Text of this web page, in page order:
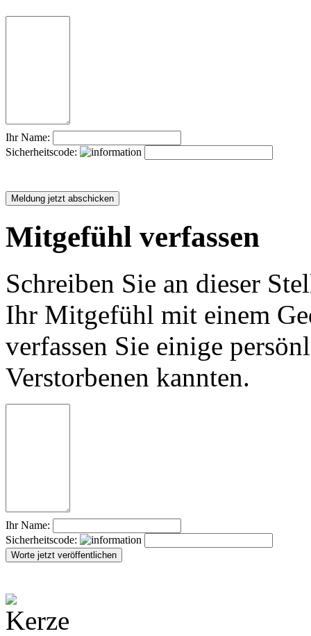
Ihr Name:
Sicherheitscode:
Mitgefühl verfassen
Schreiben Sie an dieser
Ihr Mitgefühl mit einem
verfassen Sie einige
Verstorbenen kannten.
Ihr Name:
Sicherheitscode: